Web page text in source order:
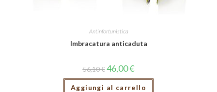
Antinfortunistica
Imbracatura anticaduta
56,10€ 46,00€
Aggiungi al carrello